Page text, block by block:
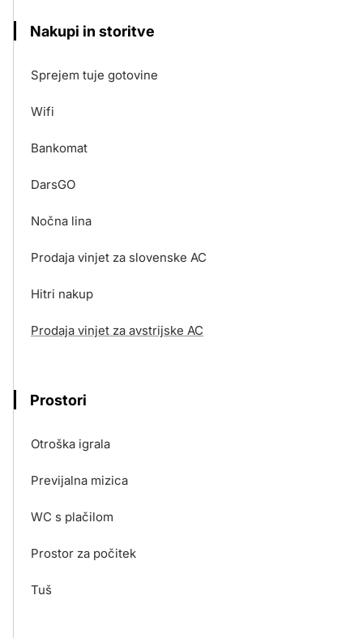
Nakupi in storitve
Sprejem tuje gotovine
Wifi
Bankomat
DarsGO
Nočna lina
Prodaja vinjet za slovenske AC
Hitri nakup
Prodaja vinjet za avstrijske AC
Prostori
Otroška igrala
Previjalna mizica
WC s plačilom
Prostor za počitek
Tuš